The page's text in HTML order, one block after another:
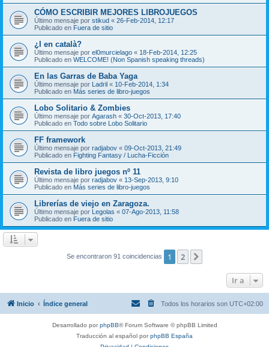
CÓMO ESCRIBIR MEJORES LIBROJUEGOS
Último mensaje por stikud « 26-Feb-2014, 12:17
Publicado en Fuera de sitio
¿I en català?
Último mensaje por el0murcielago « 18-Feb-2014, 12:25
Publicado en WELCOME! (Non Spanish speaking threads)
En las Garras de Baba Yaga
Último mensaje por Ladril « 10-Feb-2014, 1:34
Publicado en Más series de libro-juegos
Lobo Solitario & Zombies
Último mensaje por Agarash « 30-Oct-2013, 17:40
Publicado en Todo sobre Lobo Solitario
FF framework
Último mensaje por radjabov « 09-Oct-2013, 21:49
Publicado en Fighting Fantasy / Lucha-Ficción
Revista de libro juegos nº 11
Último mensaje por radjabov « 13-Sep-2013, 9:10
Publicado en Más series de libro-juegos
Librerías de viejo en Zaragoza.
Último mensaje por Legolas « 07-Ago-2013, 11:58
Publicado en Fuera de sitio
Se encontraron 91 coincidencias 1 2
Ir a
Inicio Índice general Todos los horarios son UTC+02:00
Desarrollado porphpBB® Forum Software © phpBB Limited
Traducción al español porphpBB España